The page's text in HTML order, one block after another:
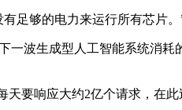
够的电力来运行所有芯片。
波生成型人工智能系统消
响应大约2亿个请求，在此